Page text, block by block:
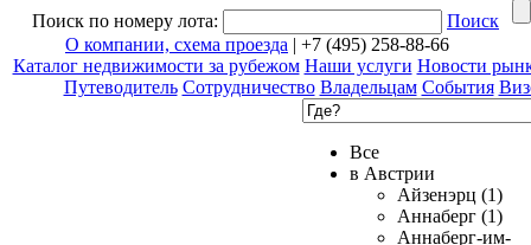
Поиск по номеру лота:
Поиск
О компании, схема проезда | +7 (495) 258-88-66
Каталог недвижимости за рубежом Наши услуги Новости
Путеводитель Сотрудничество Владельцам События
Все
в Австрии
Айзенэрц (1)
Аннаберг (1)
Аннаберг-им-